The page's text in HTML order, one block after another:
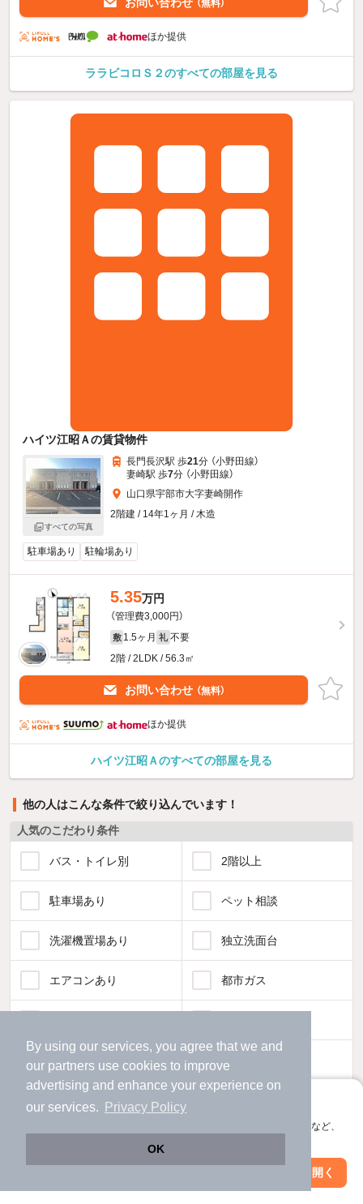
By using our services, you agree that we and
our partners use cookies to improve
advertising and enhance your experience on
our services.
Privacy Policy
OK
アプリに切り替えて、サクサクお部屋探し
会員登録なしですぐ使える。マップ検索やお気に入り保存など、
アプリを開く
（無料）
ほか提供
ララビコロＳ２のすべての部屋を見る
ハイツ江昭Ａの賃貸物件
すべての写真
長門長沢駅 歩21分 （小野田線）
妻崎駅 歩7分 （小野田線）
山口県宇部市大字妻崎開作
2階建 / 14年1ヶ月 / 木造
駐車場あり 駐輪場あり
5.35万円
（管理費3,000円）
敷 1.5ヶ月 礼 不要
2階 / 2LDK / 56.3㎡
お問い合わせ （無料）
ほか提供
ハイツ江昭Ａのすべての部屋を見る
他の人はこんな条件で絞り込んでいます！
人気のこだわり条件
バス・トイレ別 2階以上
駐車場あり ペット相談
洗濯機置場あり 独立洗面台
エアコンあり 都市ガス
コンロ2口以上
TV付インターホン
物件一覧に反映
絞り込み条件を変更